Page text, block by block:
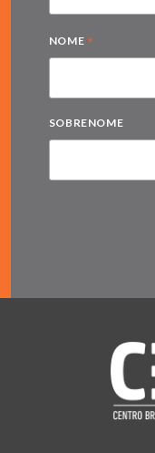
NOME *
SOBRENOME